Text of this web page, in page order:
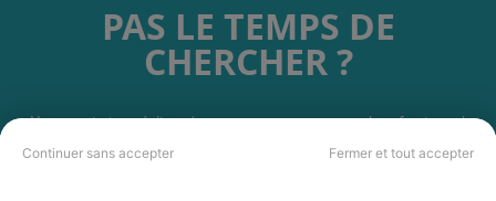
Continuer sans accepter Fermer et tout accepter
PAS LE TEMPS DE
CHERCHER ?
Vous souhaitez réaliser des travaux et ne savez quel professionnel
professionnels partout en France.